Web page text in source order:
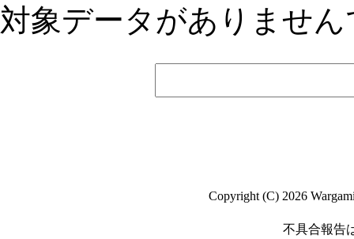
対象データがありませ
Copyright (C) 2026
不具合報告